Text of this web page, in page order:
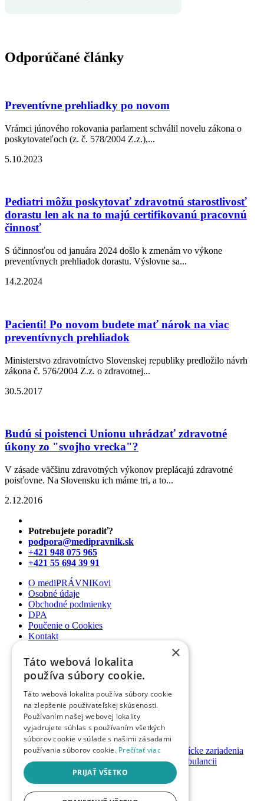
Odporúčané články
Preventívne prehliadky po novom
Vrámci júnového rokovania parlament schválil novelu zákona o
poskytovateľoch (z. č. 578/2004 Z.z.),...
5.10.2023
Pediatri môžu poskytovať zdravotnú starostlivosť
dorastu len ak na to majú certifikovanú pracovnú
činnosť
S účinnosťou od januára 2024 došlo k zmenám vo výkone
preventívnych prehliadok dorastu. Výslovne sa...
14.2.2024
Pacienti! Po novom budete mať nárok na viac
preventívnych prehliadok
Ministerstvo zdravotníctvo Slovenskej republiky predložilo návrh
zákona č. 576/2004 Z.z. o zdravotnej...
30.5.2017
Budú si poistenci Unionu uhrádzať zdravotné
úkony zo "svojho vrecka"?
V zásade väčšinu zdravotných výkonov preplácajú zdravotné
poisťovne. Na Slovensku ich máme tri, a to...
2.12.2016
Potrebujete poradiť?
podpora@medipravnik.sk
+421 948 075 965
+421 55 694 39 91
O mediPRÁVNIKovi
Osobné údaje
Obchodné podmienky
DPA
Poučenie o Cookies
Kontakt
Newsletter
Články
Podcasty
Informované súhlasy
Právny web pre ambulancie
Právnik na telefóne
GDPR ambulancie / lekárne
Systémy bezpečnosti pacienta pre zdravotnícke zariadenia
Nastavenie priamych platieb pacienta v ambulancii
Založenie / prevody ambulancií a lekární
Registrácia
×
Táto webová lokalita
používa súbory cookie.
Táto webová lokalita používa súbory cookie
na zlepšenie používateľskej skúsenosti.
Používaním našej webovej lokality
vyjadrujete súhlas s používaním všetkých
súborov cookie v súlade s našimi zásadami
používania súborov cookie. Prečítať viac
PRIJAŤ VŠETKO